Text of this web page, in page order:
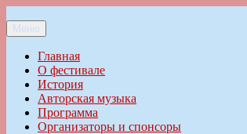
к
содержимому
Ильменский фестиваль авторской песни
Меню
Главная
О фестивале
История
Авторская музыка
Программа
Организаторы и спонсоры